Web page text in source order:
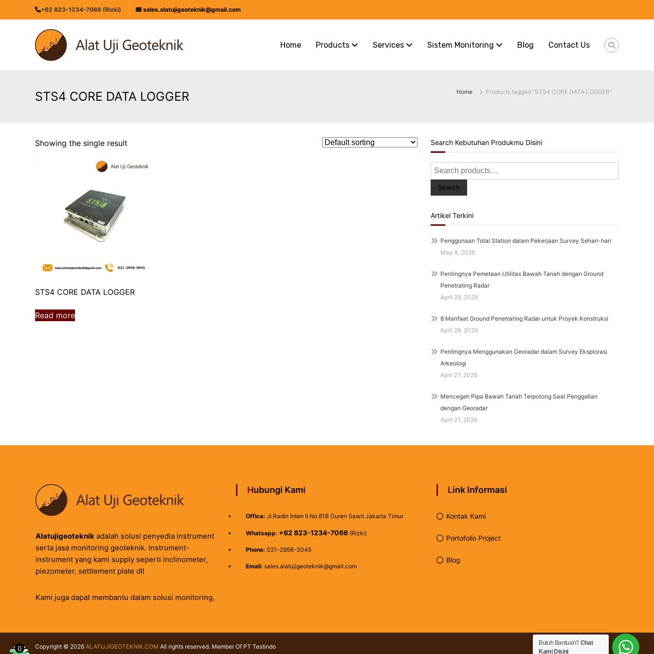
to
+62 823-1234-7066 (Rizki) sales.alatujigeoteknik@gmail.com
ALATUJIGEOTEKNIK.COM
DISTRIBUTOR
INSTRUMENT
MONITORING
GEOTEKNIK
Home Products Services Sistem Monitoring Blog Contact Us
STS4 CORE DATA LOGGER Home Products tagged “STS4 CORE DATA LOGGER”
Showing the single result
STS4 CORE DATA LOGGER
Read more
Search Kebutuhan Produkmu Disini
Search
for:
Search
Artikel Terkini
Penggunaan Total Station dalam Pekerjaan Survey Sehari-hari
May 4, 2026
Pentingnya Pemetaan Utilitas Bawah Tanah dengan Ground
Penetrating Radar
April 29, 2026
8 Manfaat Ground Penetrating Radar untuk Proyek Konstruksi
April 28, 2026
Pentingnya Menggunakan Georadar dalam Survey Eksplorasi
Arkeologi
April 27, 2026
Mencegah Pipa Bawah Tanah Terpotong Saat Penggalian
dengan Georadar
April 27, 2026
Alatujigeoteknik adalah solusi penyedia instrument
serta jasa monitoring geoteknik. Instrument-
instrument yang kami supply seperti inclinometer,
piezometer, settlement plate dll
Kami juga dapat membantu dalam solusi monitoring,
Hubungi Kami
Office: Jl.Radin Inten II No 61B Duren Sawit Jakarta Timur
Whatsapp: +62 823-1234-7066 (Rizki)
Phone: 021-2956-3045
Email: sales.alatujigeoteknik@gmail.com
Link Informasi
Kontak Kami
Portofolio Project
Blog
Copyright © 2026 ALATUJIGEOTEKNIK.COM All rights reserved. Member Of PT Testindo Butuh Bantuan? Chat
Kami Disini
0